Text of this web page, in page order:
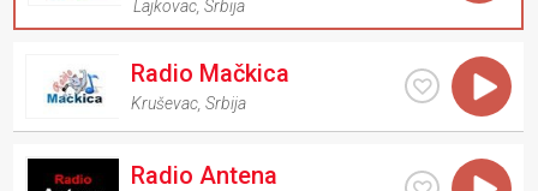
Lajkovac ,Srbija
Radio Mačkica
Kruševac ,Srbija
Radio Antena